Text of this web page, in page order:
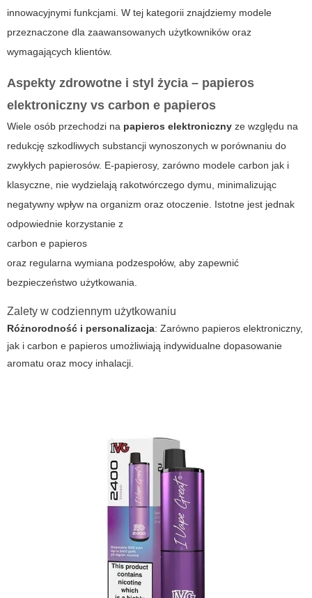
innowacyjnymi funkcjami. W tej kategorii znajdziemy modele
przeznaczone dla zaawansowanych użytkowników oraz
wymagających klientów.
Aspekty zdrowotne i styl życia – papieros
elektroniczny vs carbon e papieros
Wiele osób przechodzi na papieros elektroniczny ze względu na
redukcję szkodliwych substancji wynoszonych w porównaniu do
zwykłych papierosów. E-papierosy, zarówno modele carbon jak i
klasyczne, nie wydzielają rakotwórczego dymu, minimalizując
negatywny wpływ na organizm oraz otoczenie. Istotne jest jednak
odpowiednie korzystanie z
carbon e papieros
oraz regularna wymiana podzespołów, aby zapewnić
bezpieczeństwo użytkowania.
Zalety w codziennym użytkowaniu
Różnorodność i personalizacja: Zarówno papieros elektroniczny,
jak i carbon e papieros umożliwiają indywidualne dopasowanie
aromatu oraz mocy inhalacji.